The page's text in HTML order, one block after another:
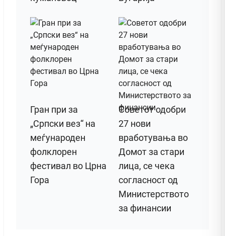
Гран при за
„Српски вез“ на
меѓународен
фолклорен
фестивал во Црна
Гора
Советот одобри
27 нови
вработувања во
Домот за стари
лица, се чека
согласност од
Министерството
за финансии